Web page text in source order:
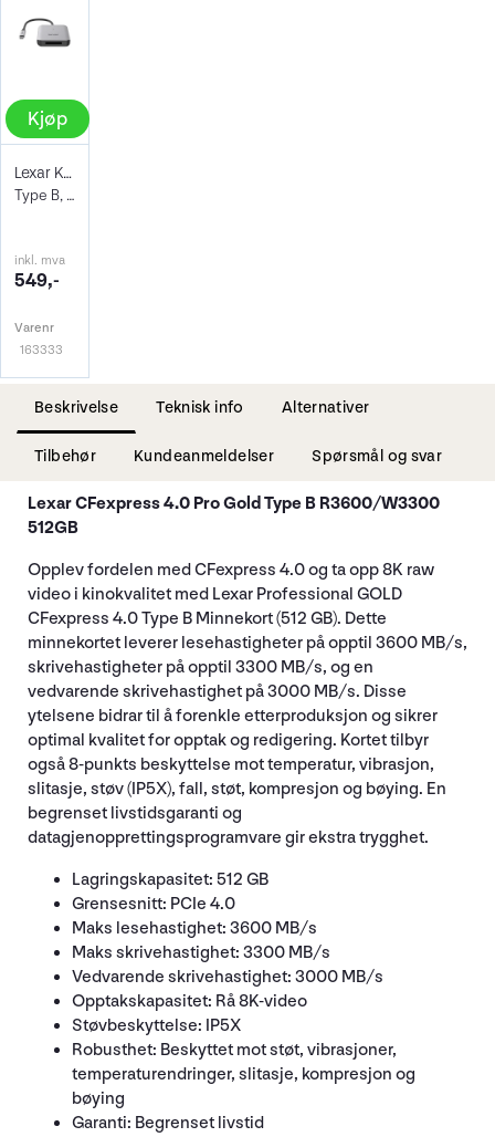
Kjøp
Lexar Kortleser CFexpress Type B USB-C
Type B, USB-C Kortleser
inkl. mva
549,-
Varenr
163333
Beskrivelse Teknisk info Alternativer
Tilbehør Kundeanmeldelser Spørsmål og svar
Lexar CFexpress 4.0 Pro Gold Type B R3600/W3300
512GB
Opplev fordelen med CFexpress 4.0 og ta opp 8K raw
video i kinokvalitet med Lexar Professional GOLD
CFexpress 4.0 Type B Minnekort (512 GB). Dette
minnekortet leverer lesehastigheter på opptil 3600 MB/s,
skrivehastigheter på opptil 3300 MB/s, og en
vedvarende skrivehastighet på 3000 MB/s. Disse
ytelsene bidrar til å forenkle etterproduksjon og sikrer
optimal kvalitet for opptak og redigering. Kortet tilbyr
også 8-punkts beskyttelse mot temperatur, vibrasjon,
slitasje, støv (IP5X), fall, støt, kompresjon og bøying. En
begrenset livstidsgaranti og
datagjenopprettingsprogramvare gir ekstra trygghet.
Lagringskapasitet: 512 GB
Grensesnitt: PCIe 4.0
Maks lesehastighet: 3600 MB/s
Maks skrivehastighet: 3300 MB/s
Vedvarende skrivehastighet: 3000 MB/s
Opptakskapasitet: Rå 8K-video
Støvbeskyttelse: IP5X
Robusthet: Beskyttet mot støt, vibrasjoner,
temperaturendringer, slitasje, kompresjon og
bøying
Garanti: Begrenset livstid